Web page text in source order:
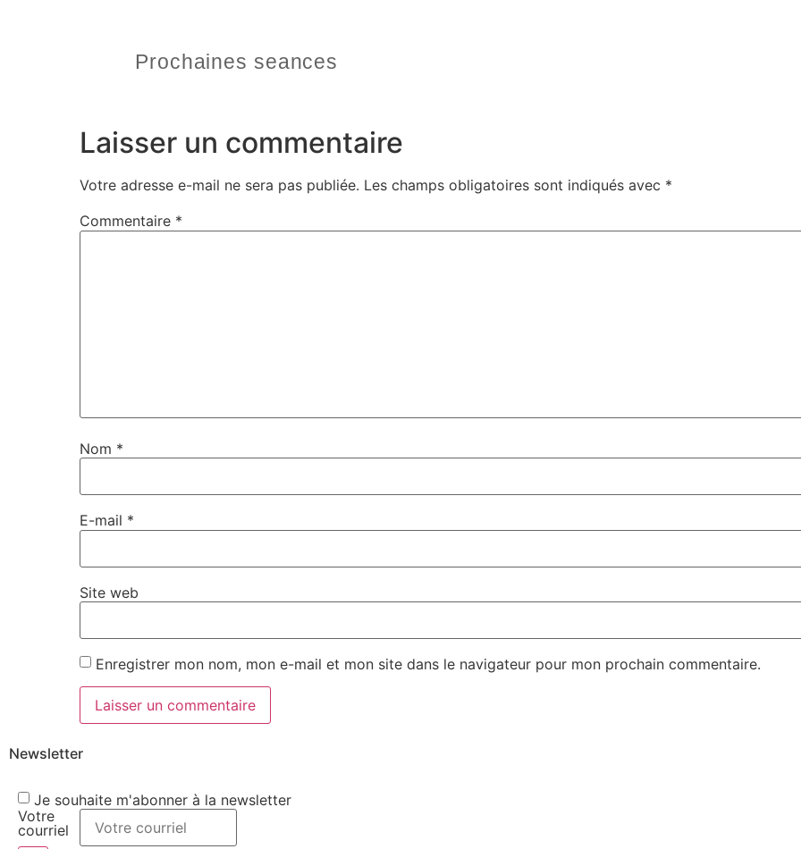
Prochaines seances
Laisser un commentaire
Votre adresse e-mail ne sera pas publiée. Les champs obligatoires sont indiqués avec *
Commentaire *
Nom *
E-mail *
Site web
Enregistrer mon nom, mon e-mail et mon site dans le navigateur pour mon prochain commentaire.
Newsletter
Je souhaite m'abonner à la newsletter
Votre
courriel